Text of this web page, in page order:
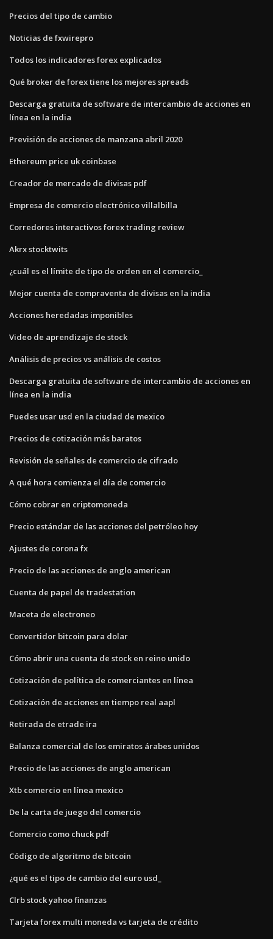
Precios del tipo de cambio
Noticias de fxwirepro
Todos los indicadores forex explicados
Qué broker de forex tiene los mejores spreads
Descarga gratuita de software de intercambio de acciones en
línea en la india
Previsión de acciones de manzana abril 2020
Ethereum price uk coinbase
Creador de mercado de divisas pdf
Empresa de comercio electrónico villalbilla
Corredores interactivos forex trading review
Akrx stocktwits
¿cuál es el límite de tipo de orden en el comercio_
Mejor cuenta de compraventa de divisas en la india
Acciones heredadas imponibles
Video de aprendizaje de stock
Análisis de precios vs análisis de costos
Descarga gratuita de software de intercambio de acciones en
línea en la india
Puedes usar usd en la ciudad de mexico
Precios de cotización más baratos
Revisión de señales de comercio de cifrado
A qué hora comienza el día de comercio
Cómo cobrar en criptomoneda
Precio estándar de las acciones del petróleo hoy
Ajustes de corona fx
Precio de las acciones de anglo american
Cuenta de papel de tradestation
Maceta de electroneo
Convertidor bitcoin para dolar
Cómo abrir una cuenta de stock en reino unido
Cotización de política de comerciantes en línea
Cotización de acciones en tiempo real aapl
Retirada de etrade ira
Balanza comercial de los emiratos árabes unidos
Precio de las acciones de anglo american
Xtb comercio en línea mexico
De la carta de juego del comercio
Comercio como chuck pdf
Código de algoritmo de bitcoin
¿qué es el tipo de cambio del euro usd_
Clrb stock yahoo finanzas
Tarjeta forex multi moneda vs tarjeta de crédito